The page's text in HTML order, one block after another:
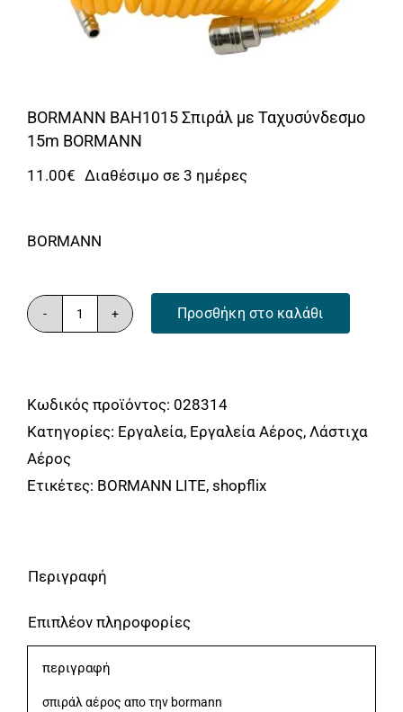
Αυτοκίνητο
Επικοινωνία
BORMANN BAH1015 Σπιράλ με Ταχυσύνδεσμο
15m BORMANN
11.00€ Διαθέσιμο σε 3 ημέρες
BORMANN
BORMANN
με
Ταχυσύνδεσμο
BORMANN
Προσθήκη στο καλάθι
Κωδικός προϊόντος: 028314
Κατηγορίες: Εργαλεία, Εργαλεία Αέρος, Λάστιχα
Αέρος
Ετικέτες: BORMANN LITE, shopflix
Περιγραφή
Επιπλέον πληροφορίες
περιγραφή
σπιράλ αέρος απο την bormann